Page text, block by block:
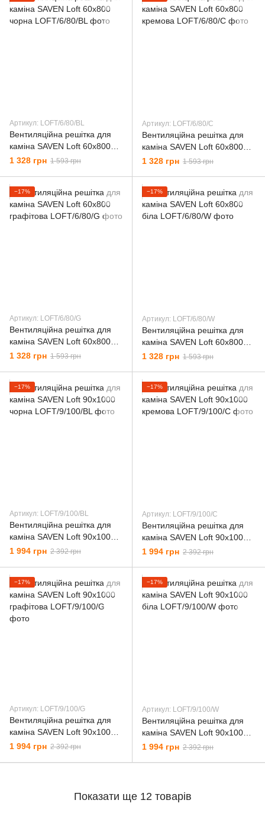
Артикул: LОFT/6/80/BL
Вентиляційна решітка для
каміна SAVEN Loft 60х800
чорна
1 328 грн 1 593 грн
Артикул: LОFT/6/80/C
Вентиляційна решітка для
каміна SAVEN Loft 60х800
кремова
1 328 грн 1 593 грн
−17%
Артикул: LОFT/6/80/G
Вентиляційна решітка для
каміна SAVEN Loft 60х800
графітова
1 328 грн 1 593 грн
−17%
Артикул: LОFT/6/80/W
Вентиляційна решітка для
каміна SAVEN Loft 60х800
біла
1 328 грн 1 593 грн
−17%
Артикул: LОFT/9/100/BL
Вентиляційна решітка для
каміна SAVEN Loft 90х1000
чорна
1 994 грн 2 392 грн
−17%
Артикул: LОFT/9/100/C
Вентиляційна решітка для
каміна SAVEN Loft 90х1000
кремова
1 994 грн 2 392 грн
−17%
Артикул: LОFT/9/100/G
Вентиляційна решітка для
каміна SAVEN Loft 90х1000
графітова
1 994 грн 2 392 грн
−17%
Артикул: LОFT/9/100/W
Вентиляційна решітка для
каміна SAVEN Loft 90х1000
біла
1 994 грн 2 392 грн
Показати ще 12 товарів